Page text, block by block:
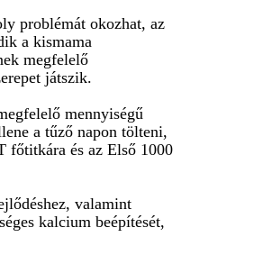
problémát okozhat, az
a kismama
megfelelő
játszik.
mennyiségű
a tűző napon tölteni,
főtitkára és az Első 1000
valamint
kalcium beépítését,